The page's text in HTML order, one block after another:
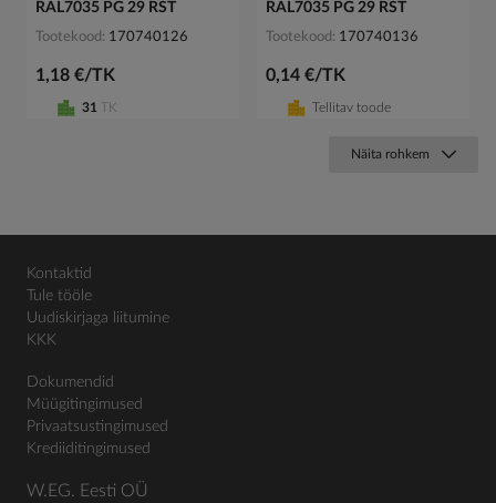
RAL7035 PG 29 RST
Tootekood 170740126
1,18 €/TK
31 TK
RAL7035 PG 29 RST
Tootekood 170740136
0,14 €/TK
Tellitav toode
Näita rohkem
Kontaktid
Tule tööle
Uudiskirjaga liitumine
KKK
Dokumendid
Müügitingimused
Privaatsustingimused
Krediiditingimused
W.EG. Eesti OÜ